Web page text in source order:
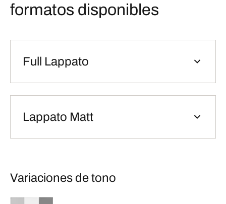
formatos disponibles
Full Lappato
Lappato Matt
Variaciones de tono